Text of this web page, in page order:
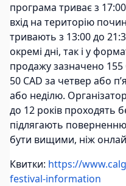
програма триває з
вхід на територію
тривають з 13:00 до
окремі дні, так і у
продажу зазначено
50 CAD за четвер або
або неділю.
до 12 років проходять
підлягають
бути вищими, ніж
Квитки: https://
festival-information